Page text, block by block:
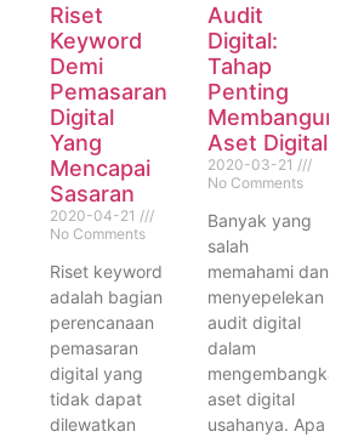
Riset
Keyword
Demi
Pemasaran
Digital
Yang
Mencapai
Sasaran
2020-04-21
No Comments
Riset keyword
adalah bagian
perencanaan
pemasaran
digital yang
tidak dapat
dilewatkan
Audit
Digital:
Tahap
Penting
Membangun
Aset Digital
2020-03-21
No Comments
Banyak yang
salah
memahami dan
menyepelekan
audit digital
dalam
mengembangkan
aset digital
usahanya. Apa